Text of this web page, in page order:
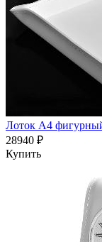
Лоток А4
28940 ₽
Купить